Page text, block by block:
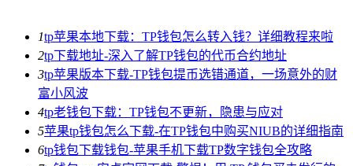
1tp苹果本地下载：TP钱包怎么转入钱？详细教程来啦
2tp下载地址-深入了解TP钱包的代币合约地址
3tp苹果版本下载-TP钱包提币选错通道，一场意外的财
富小风波
4tp老钱包下载：TP钱包不更新，隐患与应对
5苹果tp钱包怎么下载-在TP钱包中购买NIUB的详细指南
6tp钱包下载钱包-苹果手机下载TP数字钱包全攻略